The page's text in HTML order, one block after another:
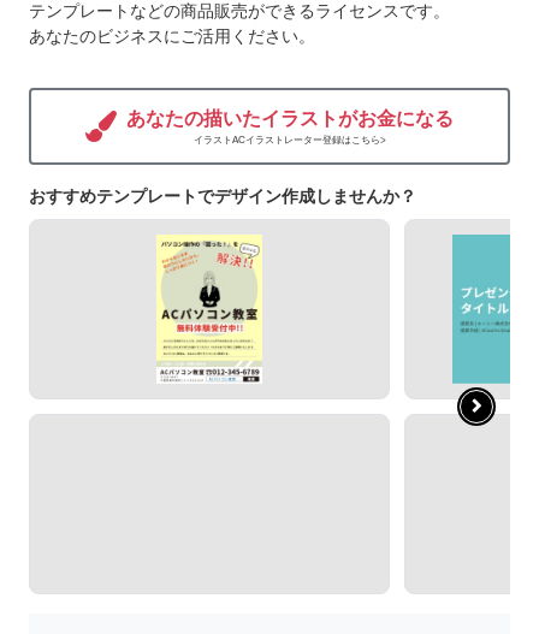
テンプレートなどの商品販売ができるライセンスです。
あなたのビジネスにご活用ください。
あなたの描いたイラストがお金になる
イラストACイラストレーター登録はこちら>
おすすめテンプレートでデザイン作成しませんか？